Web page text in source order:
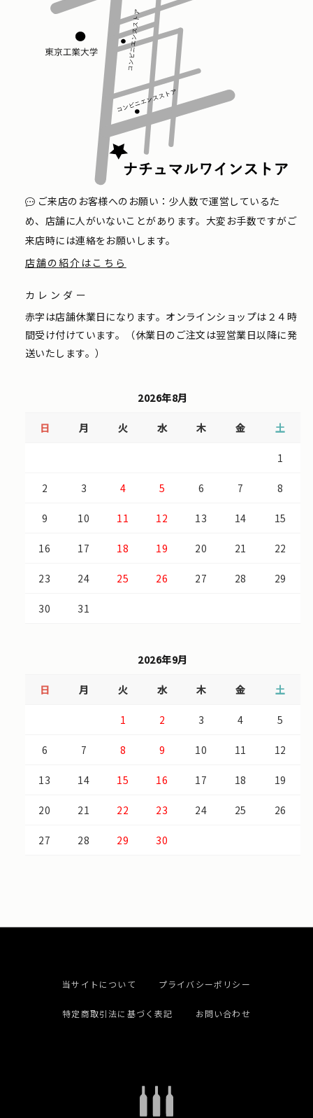
ご来店のお客様へのお願い：少人数で運営しているた
め、店舗に人がいないことがあります。大変お手数ですがご
来店時には連絡をお願いします。
店舗の紹介はこちら
カレンダー
赤字は店舗休業日になります。オンラインショップは２４時
間受け付けています。（休業日のご注文は翌営業日以降に発
送いたします。）
2026年8月
日 月 火 水 木 金 土
1
2 3 4 5 6 7 8
9 10 11 12 13 14 15
16 17 18 19 20 21 22
23 24 25 26 27 28 29
30 31
2026年9月
日 月 火 水 木 金 土
1 2 3 4 5
6 7 8 9 10 11 12
13 14 15 16 17 18 19
20 21 22 23 24 25 26
27 28 29 30
当サイトについて プライバシーポリシー
特定商取引法に基づく表記 お問い合わせ